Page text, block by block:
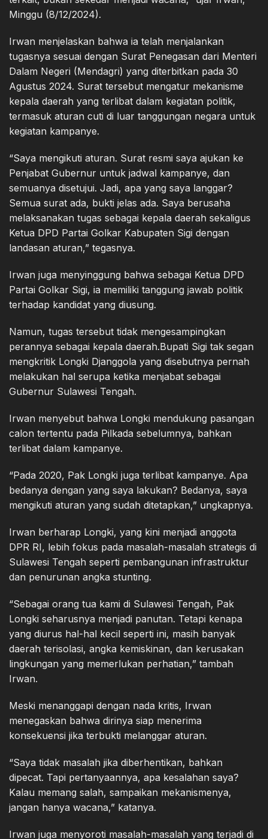
Minggu (8/12/2024).
Irwan menjelaskan bahwa ia telah menjalankan
tugasnya sesuai dengan Surat Penegasan dari Menteri
Dalam Negeri (Mendagri) yang diterbitkan pada 30
Agustus 2024. Surat tersebut mengatur mekanisme
kepala daerah yang terlibat dalam kegiatan politik,
termasuk aturan cuti di luar tanggungan negara untuk
kegiatan kampanye.
“Saya mengikuti aturan. Surat resmi saya ajukan ke
Penjabat Gubernur untuk jadwal kampanye, dan
semuanya disetujui. Jadi, apa yang saya langgar?
Semua surat ada, bukti jelas ada. Saya berusaha
melaksanakan tugas sebagai kepala daerah sekaligus
Ketua DPD Partai Golkar Kabupaten Sigi dengan
landasan aturan,” tegasnya.
Irwan juga menyinggung bahwa sebagai Ketua DPD
Partai Golkar Sigi, ia memiliki tanggung jawab politik
terhadap kandidat yang diusung.
Namun, tugas tersebut tidak mengesampingkan
perannya sebagai kepala daerah.Bupati Sigi tak segan
mengkritik Longki Djanggola yang disebutnya pernah
melakukan hal serupa ketika menjabat sebagai
Gubernur Sulawesi Tengah.
Irwan menyebut bahwa Longki mendukung pasangan
calon tertentu pada Pilkada sebelumnya, bahkan
terlibat dalam kampanye.
“Pada 2020, Pak Longki juga terlibat kampanye. Apa
bedanya dengan yang saya lakukan? Bedanya, saya
mengikuti aturan yang sudah ditetapkan,” ungkapnya.
Irwan berharap Longki, yang kini menjadi anggota
DPR RI, lebih fokus pada masalah-masalah strategis di
Sulawesi Tengah seperti pembangunan infrastruktur
dan penurunan angka stunting.
“Sebagai orang tua kami di Sulawesi Tengah, Pak
Longki seharusnya menjadi panutan. Tetapi kenapa
yang diurus hal-hal kecil seperti ini, masih banyak
daerah terisolasi, angka kemiskinan, dan kerusakan
lingkungan yang memerlukan perhatian,” tambah
Irwan.
Meski menanggapi dengan nada kritis, Irwan
menegaskan bahwa dirinya siap menerima
konsekuensi jika terbukti melanggar aturan.
“Saya tidak masalah jika diberhentikan, bahkan
dipecat. Tapi pertanyaannya, apa kesalahan saya?
Kalau memang salah, sampaikan mekanismenya,
jangan hanya wacana,” katanya.
Irwan juga menyoroti masalah-masalah yang terjadi di